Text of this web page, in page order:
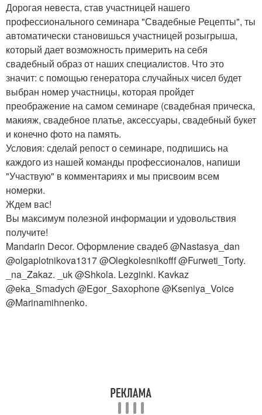
Дорогая невеста, став участницей нашего
профессионального семинара "Свадебные Рецепты", ты
автоматически становишься участницей розыгрыша,
который дает возможность примерить на себя
свадебный образ от наших специалистов. Что это
значит: с помощью генератора случайных чисел будет
выбран номер участницы, которая пройдет
преображение на самом семинаре (свадебная прическа,
макияж, свадебное платье, аксессуары, свадебный букет
и конечно фото на память.
Условия: сделай репост о семинаре, подпишись на
каждого из нашей команды профессионалов, напиши
"Участвую" в комментариях и мы присвоим всем
номерки.
Ждем вас!
Вы максимум полезной информации и удовольствия
получите!
Mandarin Decor. Оформление свадеб @Nastasya_dan
@olgaplotnikova1317 @Olegkolesnikofff @Furweti_Torty.
_na_Zakaz. _uk @Shkola. Lezginki. Kavkaz
@eka_Smadych @Egor_Saxophone @Kseniya_Voice
@Marinamihnenko.